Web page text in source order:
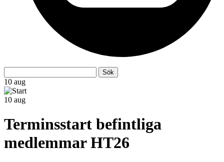
efter:
Sök
10 aug
10 aug
Terminsstart befintliga
medlemmar HT26